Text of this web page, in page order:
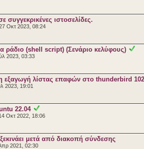
συγγεκρικένες ιστοσελίδες.
Οκτ 2023, 08:24
ράδιο (shell script) (Σενάριο κελύφους)
2023, 03:33
εξαγωγή λίστας επαφών στο thunderbird
2023, 19:01
22.04
Οκτ 2022, 18:06
μετά από διακοπή σύνδεσης
2021, 02:30